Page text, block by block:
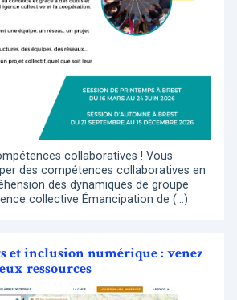
collaboratives ! Vous
des compétences collaboratives en
des dynamiques de groupe
collective Émancipation de (…)
et inclusion numérique : venez
ressources